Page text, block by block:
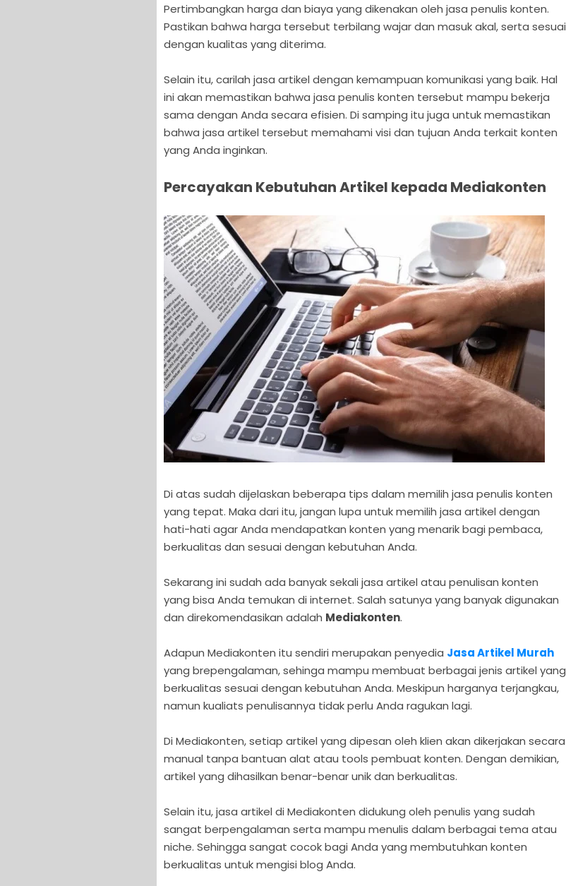
Pertimbangkan harga dan biaya yang dikenakan oleh jasa penulis konten.
Pastikan bahwa harga tersebut terbilang wajar dan masuk akal, serta sesuai
dengan kualitas yang diterima.
Selain itu, carilah jasa artikel dengan kemampuan komunikasi yang baik. Hal
ini akan memastikan bahwa jasa penulis konten tersebut mampu bekerja
sama dengan Anda secara efisien. Di samping itu juga untuk memastikan
bahwa jasa artikel tersebut memahami visi dan tujuan Anda terkait konten
yang Anda inginkan.
Percayakan Kebutuhan Artikel kepada Mediakonten
Di atas sudah dijelaskan beberapa tips dalam memilih jasa penulis konten
yang tepat. Maka dari itu, jangan lupa untuk memilih jasa artikel dengan
hati-hati agar Anda mendapatkan konten yang menarik bagi pembaca,
berkualitas dan sesuai dengan kebutuhan Anda.
Sekarang ini sudah ada banyak sekali jasa artikel atau penulisan konten
yang bisa Anda temukan di internet. Salah satunya yang banyak digunakan
dan direkomendasikan adalah Mediakonten.
Adapun Mediakonten itu sendiri merupakan penyedia Jasa Artikel Murah
yang brepengalaman, sehinga mampu membuat berbagai jenis artikel yang
berkualitas sesuai dengan kebutuhan Anda. Meskipun harganya terjangkau,
namun kualiats penulisannya tidak perlu Anda ragukan lagi.
Di Mediakonten, setiap artikel yang dipesan oleh klien akan dikerjakan secara
manual tanpa bantuan alat atau tools pembuat konten. Dengan demikian,
artikel yang dihasilkan benar-benar unik dan berkualitas.
Selain itu, jasa artikel di Mediakonten didukung oleh penulis yang sudah
sangat berpengalaman serta mampu menulis dalam berbagai tema atau
niche. Sehingga sangat cocok bagi Anda yang membutuhkan konten
berkualitas untuk mengisi blog Anda.